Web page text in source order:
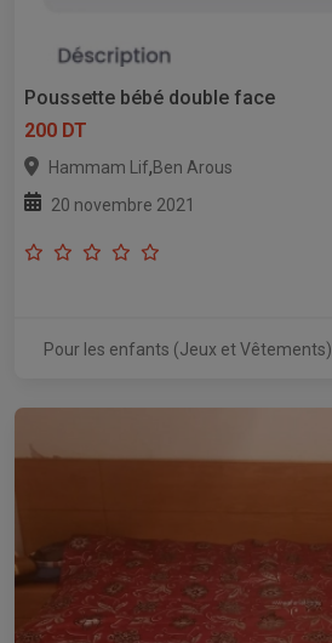
Poussette bébé double face
200 DT
Hammam Lif,Ben Arous
20 novembre 2021
Pour les enfants (Jeux et Vêtements)